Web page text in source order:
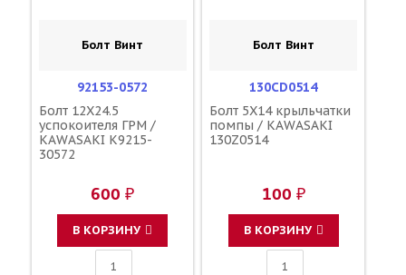
Болт Винт
92153-0572
Болт 12X24.5
успокоителя ГРМ /
KAWASAKI K9215-
30572
600 ₽
В КОРЗИНУ
Болт Винт
130CD0514
Болт 5X14 крыльчатки
помпы / KAWASAKI
130Z0514
100 ₽
В КОРЗИНУ